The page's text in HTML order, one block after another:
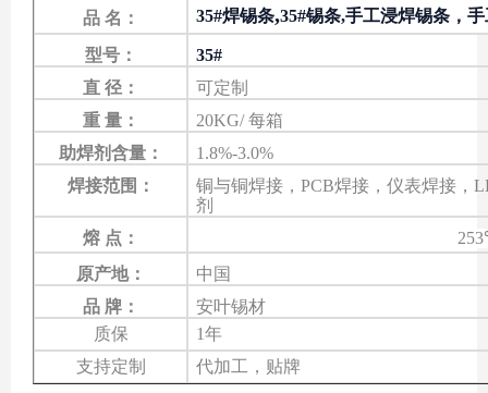
品 名： 35#焊锡条,35#锡条,手工浸焊锡条，
型号：
35#
直 径：
可定制
重 量：
20KG/ 每箱
助焊剂含量：
1.8%-3.0%
焊接范围 ： 铜与铜焊接 ， PCB焊接，仪表焊接，
剂
熔 点 ： 253
原产地：
中国
品 牌：
安叶锡材
质保
1年
支持定制
代加工，贴牌